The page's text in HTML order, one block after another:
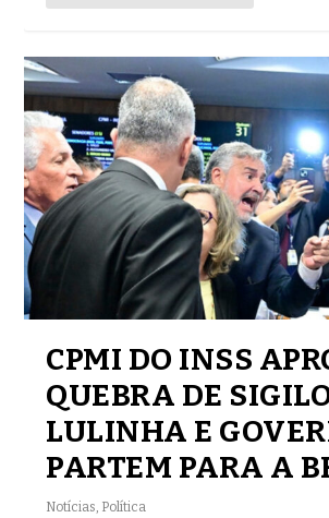
CPMI DO INSS
QUEBRA DE
LULINHA E
PARTEM PARA A
Notícias, Política